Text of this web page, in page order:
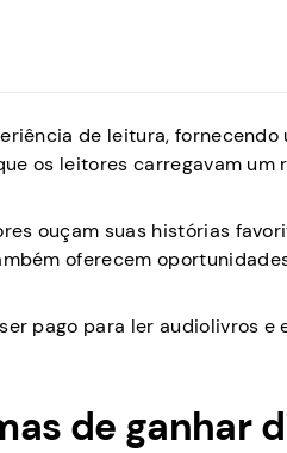
de leitura,
os leitores carregavam
ouçam suas histórias
oferecem
pago para ler audiolivros
de ganhar